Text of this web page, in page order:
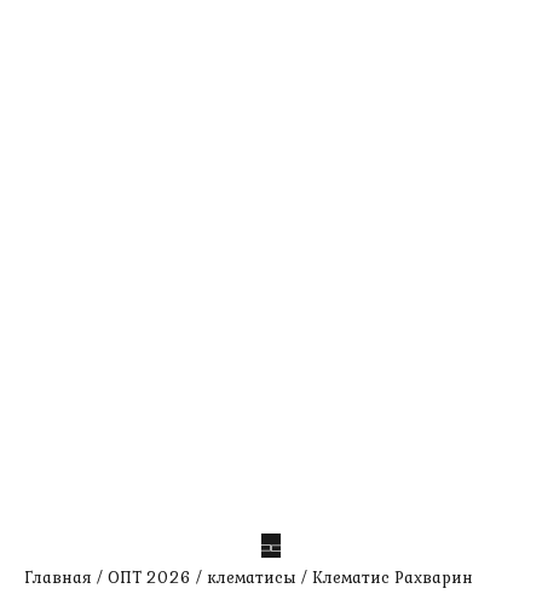
Главная / ОПТ 2026 / клематисы / Клематис Рахварин